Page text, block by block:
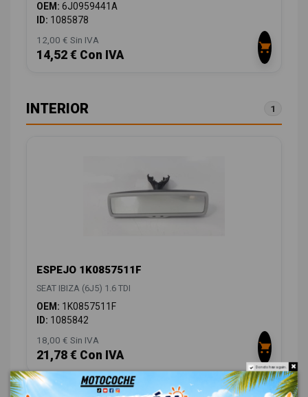
OEM: 6J0959441A
ID: 1085878
12,00 € Sin IVA
14,52 € Con IVA
INTERIOR 1
ESPEJO 1K0857511F
SEAT IBIZA (6J5) 1.6 TDI
OEM: 1K0857511F
ID: 1085842
18,00 € Sin IVA
21,78 € Con IVA
Do not show again.